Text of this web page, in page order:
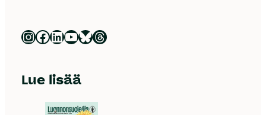
Luonnonsuojeluliitto Instagramissa Luonnonsuojeluliitto Facebookissa Luonnonsuojeluliitto LinkedInissä Luonnonsuojeluliiton YouTube-kanava Luonnonsuojeluliitto Blueskyssa Luonnonsuojeluliitto Threadsissa
Lue lisää